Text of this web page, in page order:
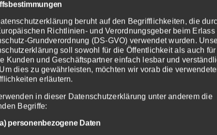
Informationen in verständlicher Weise zu
schafft Vertrauen und steigert die
Wartezeiten minimieren
der Klinik sind eine häufige Beschwerde der Patienten.
die effiziente Nutzung von Ressourcen können dazu
patientenzentrierte Versorgung konzentrieren. Dies
beruht auf den Begrifflichkeiten, die
Richtlinien- und Verordnungsgeber beim Erlass
Grundverordnung (DS-GVO) verwendet wurden.
soll sowohl für die Öffentlichkeit als auch für
Kunden und Geschäftspartner einfach lesbar und
dies zu gewährleisten, möchten wir vorab die
erläutern.
in dieser Datenschutzerklärung unter anderem die
Begriffe:
a) personenbezogene Daten